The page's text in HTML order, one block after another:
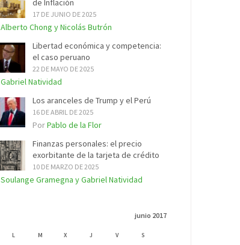
de Inflación
17 DE JUNIO DE 2025
Alberto Chong y Nicolás Butrón
Libertad económica y competencia:
el caso peruano
22 DE MAYO DE 2025
Gabriel Natividad
Los aranceles de Trump y el Perú
16 DE ABRIL DE 2025
PorPablo de la Flor
Finanzas personales: el precio
exorbitante de la tarjeta de crédito
10 DE MARZO DE 2025
Soulange Gramegna y Gabriel Natividad
junio 2017
L M X J V S